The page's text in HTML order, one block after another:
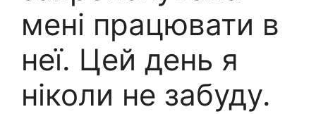
мені працювати в
неї. Цей день я
ніколи не забуду.